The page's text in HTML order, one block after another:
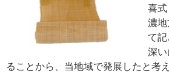
喜
濃
て
深
ることから、当地域で発展したと考